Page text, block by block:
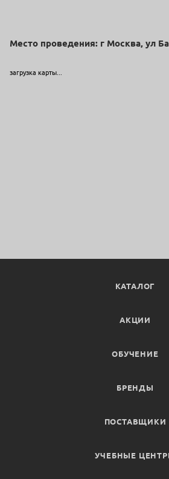
Место проведения: г Москва, ул
загрузка карты...
КАТАЛОГ
АКЦИИ
ОБУЧЕНИЕ
БРЕНДЫ
ПОСТАВЩИКИ
УЧЕБНЫЕ